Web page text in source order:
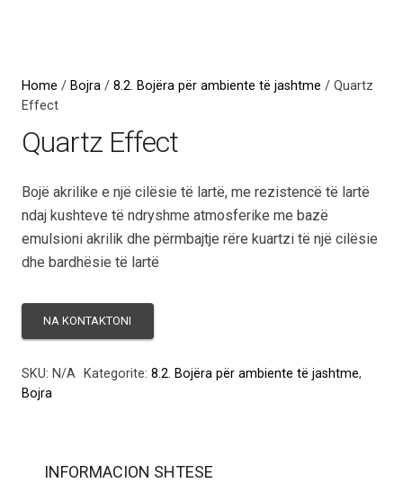
Home / Bojra / 8.2. Bojëra për ambiente të jashtme / Quartz
Effect
Quartz Effect
Bojë akrilike e një cilësie të lartë, me rezistencë të lartë
ndaj kushteve të ndryshme atmosferike me bazë
emulsioni akrilik dhe përmbajtje rëre kuartzi të një cilësie
dhe bardhësie të lartë
SKU: N/A Kategorite: 8.2. Bojëra për ambiente të jashtme,
Bojra
INFORMACION SHTESE